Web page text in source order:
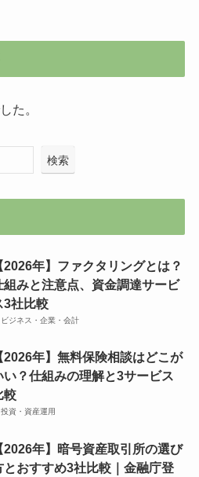
た。
検索
2026年】ファクタリングとは？
組みと注意点、資金調達サービ
3社比較
ビジネス・企業・会計
2026年】無料保険相談はどこが
い？仕組みの理解と3サービス
較
投資・資産運用
2026年】暗号資産取引所の選び
とおすすめ3社比較｜金融庁登